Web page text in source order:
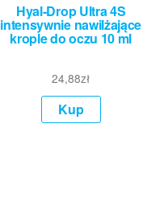
Hyal-Drop Ultra 4S
intensywnie nawilżające
krople do oczu 10 ml
24,88zł
Kup